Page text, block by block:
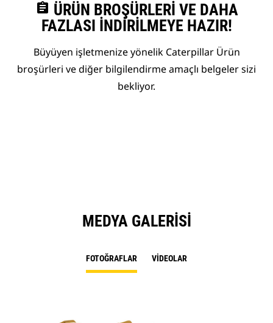
assignment ÜRÜN BROŞÜRLERI VE DAHA
FAZLASI İNDIRILMEYE HAZIR!
Büyüyen işletmenize yönelik Caterpillar Ürün
broşürleri ve diğer bilgilendirme amaçlı belgeler sizi
bekliyor.
MEDYA GALERISI
FOTOĞRAFLAR VIDEOLAR